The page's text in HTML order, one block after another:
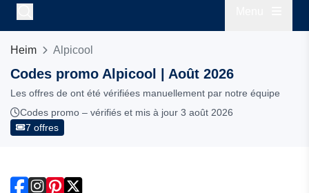
Heim Alpicool
Codes promo Alpicool | Août 2026
Les offres de ont été vérifiées manuellement par notre équipe
Codes promo – vérifiés et mis à jour 3 août 2026
7 offres